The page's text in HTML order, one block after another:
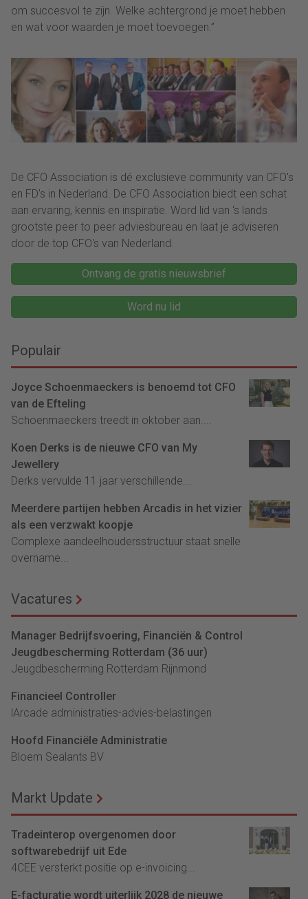
om succesvol te zijn. Welke achtergrond je moet hebben
en wat voor waarden je moet toevoegen.”
De CFO Association is dé exclusieve community van CFO's
en FD's in Nederland. De CFO Association biedt een schat
aan ervaring, kennis en inspiratie. Word lid van ‘s lands
grootste peer to peer adviesbureau en laat je adviseren
door de top CFO's van Nederland.
Ontvang de gratis nieuwsbrief
Word nu lid
Populair
Joyce Schoenmaeckers is benoemd tot CFO
van de Efteling
Schoenmaeckers treedt in oktober aan....
Koen Derks is de nieuwe CFO van My
Jewellery
Derks vervulde 11 jaar verschillende...
Meerdere partijen hebben Arcadis in het vizier
als een verzwakt koopje
Complexe aandeelhoudersstructuur staat snelle
overname...
Vacatures
Manager Bedrijfsvoering, Financiën & Control
Jeugdbescherming Rotterdam (36 uur)
Jeugdbescherming Rotterdam Rijnmond
Financieel Controller
lArcade administraties-advies-belastingen
Hoofd Financiële Administratie
Bloem Sealants BV
Markt Update
Tradeinterop overgenomen door
softwarebedrijf uit Ede
4CEE versterkt positie op e-invoicing...
E-facturatie wordt uiterlijk 2028 de nieuwe